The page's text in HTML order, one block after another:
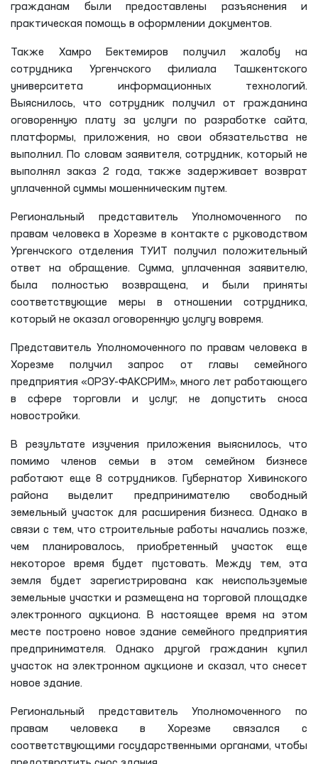
гражданам были предоставлены разъяснения и
практическая помощь в оформлении документов.
Также Хамро Бектемиров получил жалобу на
сотрудника Ургенчского филиала Ташкентского
университета информационных технологий.
Выяснилось, что сотрудник получил от гражданина
оговоренную плату за услуги по разработке сайта,
платформы, приложения, но свои обязательства не
выполнил. По словам заявителя, сотрудник, который не
выполнял заказ 2 года, также задерживает возврат
уплаченной суммы мошенническим путем.
Региональный представитель Уполномоченного по
правам человека в Хорезме в контакте с руководством
Ургенчского отделения ТУИТ получил положительный
ответ на обращение. Сумма, уплаченная заявителю,
была полностью возвращена, и были приняты
соответствующие меры в отношении сотрудника,
который не оказал оговоренную услугу вовремя.
Представитель Уполномоченного по правам человека в
Хорезме получил запрос от главы семейного
предприятия «ОРЗУ-ФАКСРИМ», много лет работающего
в сфере торговли и услуг, не допустить сноса
новостройки.
В результате изучения приложения выяснилось, что
помимо членов семьи в этом семейном бизнесе
работают еще 8 сотрудников. Губернатор Хивинского
района выделит предпринимателю свободный
земельный участок для расширения бизнеса. Однако в
связи с тем, что строительные работы начались позже,
чем планировалось, приобретенный участок еще
некоторое время будет пустовать. Между тем, эта
земля будет зарегистрирована как неиспользуемые
земельные участки и размещена на торговой площадке
электронного аукциона. В настоящее время на этом
месте построено новое здание семейного предприятия
предпринимателя. Однако другой гражданин купил
участок на электронном аукционе и сказал, что снесет
новое здание.
Региональный представитель Уполномоченного по
правам человека в Хорезме связался с
соответствующими государственными органами, чтобы